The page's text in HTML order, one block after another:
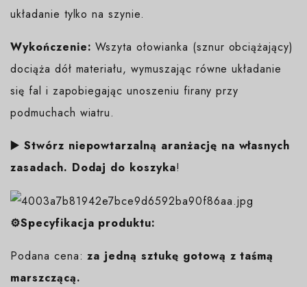
układanie tylko na szynie.
Wykończenie: Wszyta ołowianka (sznur obciążający)
dociąża dół materiału, wymuszając równe układanie
się fal i zapobiegając unoszeniu firany przy
podmuchach wiatru.
▶️ Stwórz niepowtarzalną aranżację na własnych
zasadach. Dodaj do koszyka!
⚙️Specyfikacja produktu:
Podana cena: za jedną sztukę gotową z taśmą
marszczącą.